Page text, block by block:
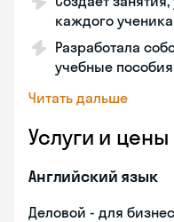
каждого ученика
Разработала
учебные пособия
Читать дальше
Услуги и цены
Английский язык
Деловой - для